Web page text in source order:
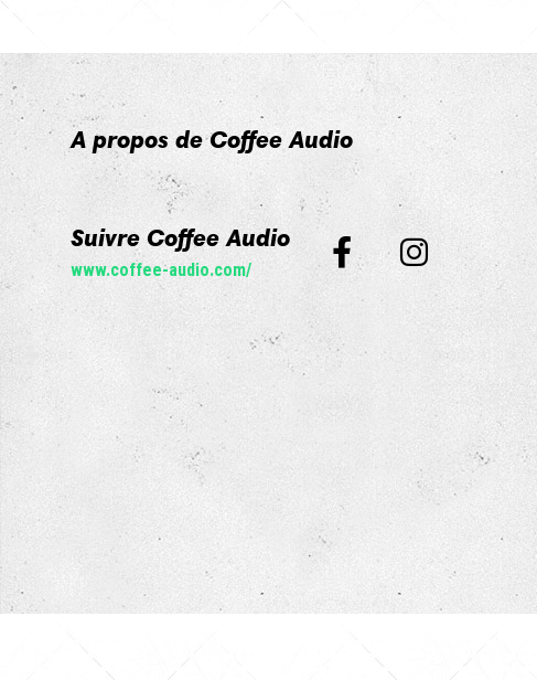
A propos de Coffee Audio
Suivre Coffee Audio
www.coffee-audio.com/